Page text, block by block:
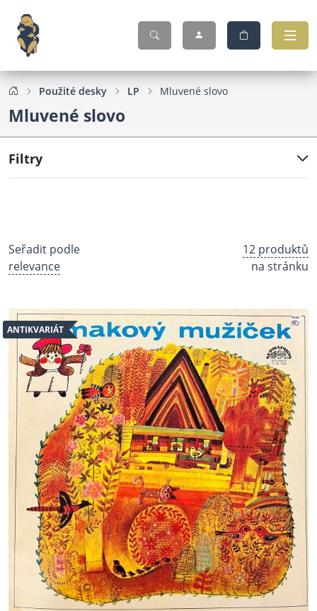
Použité desky LP Mluvené slovo
Mluvené slovo
Filtry
Seřadit podle
relevance
12 produktů
na stránku
ANTIKVARIÁT